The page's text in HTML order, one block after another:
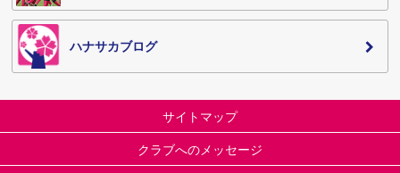
ハナサカブログ
サイトマップ
クラブへのメッセージ